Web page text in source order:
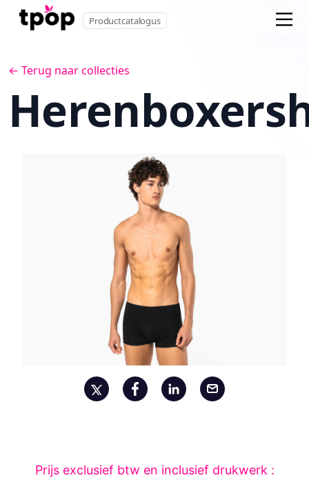
Productcatalogus
← Terug naar collecties
Prijs exclusief btw en inclusief drukwerk :